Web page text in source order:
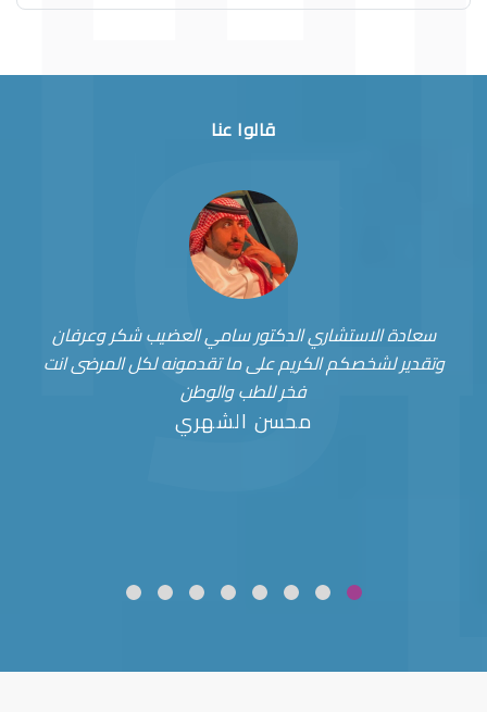
قالوا عنا
سعادة الاستشاري الدكتور سامي العضيب شكر وعرفان
وتقدير لشخصكم الكريم على ما تقدمونه لكل المرضى انت
فخر للطب والوطن
محسن الشهري